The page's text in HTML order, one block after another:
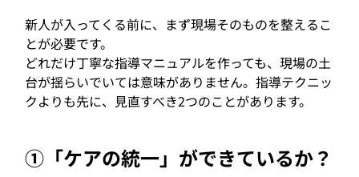
新人が入ってくる前に、まず現場そのものを整えるこ
とが必要です。
どれだけ丁寧な指導マニュアルを作っても、現場の土
台が揺らいでいては意味がありません。指導テクニッ
クよりも先に、見直すべき2つのことがあります。
①「ケアの統一」ができているか？